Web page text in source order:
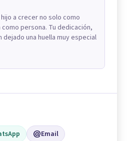
a crecer no solo como
persona. Tu dedicación,
una huella muy especial
Email